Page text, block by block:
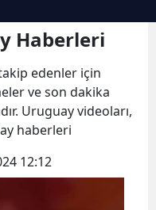
Haberleri
edenler için
ve son dakika
Uruguay videoları,
haberleri
12:12